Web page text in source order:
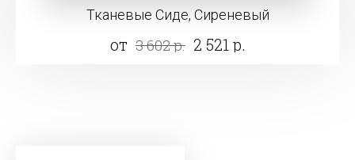
Тканевые Сиде, Сиреневый
от 3 602 р. 2 521 р.